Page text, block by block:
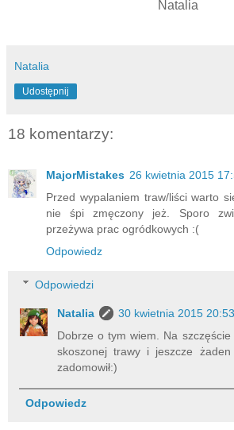
Natalia
Natalia
Udostępnij
18 komentarzy:
MajorMistakes 26 kwietnia 2015
Przed wypalaniem traw/liści warto
nie śpi zmęczony jeż. Sporo
przeżywa prac ogródkowych :(
Odpowiedz
Odpowiedzi
Natalia
30 kwietnia 2015 20:53
Dobrze o tym wiem. Na szczęście
skoszonej trawy i jeszcze
zadomowił:)
Odpowiedz